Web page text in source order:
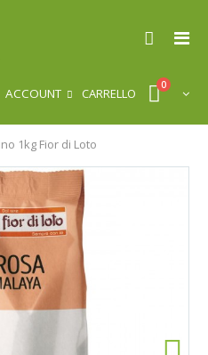
ACCOUNT CARRELLO
0
1kg Fior di Loto